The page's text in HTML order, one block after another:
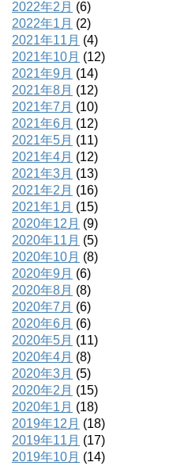
2022年2月 (6)
2022年1月 (2)
2021年11月 (4)
2021年10月 (12)
2021年9月 (14)
2021年8月 (12)
2021年7月 (10)
2021年6月 (12)
2021年5月 (11)
2021年4月 (12)
2021年3月 (13)
2021年2月 (16)
2021年1月 (15)
2020年12月 (9)
2020年11月 (5)
2020年10月 (8)
2020年9月 (6)
2020年8月 (8)
2020年7月 (6)
2020年6月 (6)
2020年5月 (11)
2020年4月 (8)
2020年3月 (5)
2020年2月 (15)
2020年1月 (18)
2019年12月 (18)
2019年11月 (17)
2019年10月 (14)